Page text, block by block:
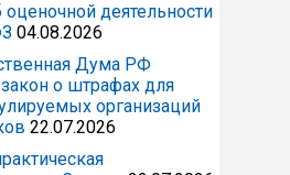
оценочной деятельности
04.08.2026
Дума РФ
о штрафах для
организаций
22.07.2026